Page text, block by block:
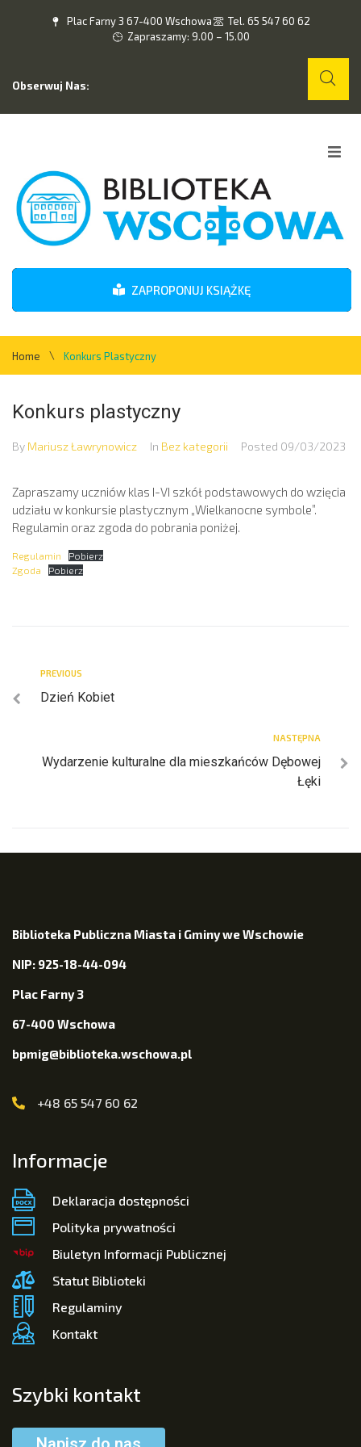
Plac Farny 3 67-400 Wschowa
Tel. 65 547 60 62
Zapraszamy: 9.00 – 15.00
Obserwuj Nas:
O nas
Wydarzenia
Kontakt
ZAPROPONUJ KSIĄŻKĘ
Home \ Konkurs Plastyczny
Konkurs plastyczny
By Mariusz Ławrynowicz In Bez kategorii Posted 09/03/2023
Zapraszamy uczniów klas I-VI szkół podstawowych do wzięcia
udziału w konkursie plastycznym „Wielkanocne symbole”.
Regulamin oraz zgoda do pobrania poniżej.
Regulamin
Pobierz
Zgoda
Pobierz
PREVIOUS
Dzień Kobiet
NASTĘPNA
Wydarzenie kulturalne dla mieszkańców Dębowej
Łęki
Biblioteka Publiczna Miasta i Gminy we Wschowie
NIP: 925-18-44-094
Plac Farny 3
67-400 Wschowa
bpmig@biblioteka.wschowa.pl
+48 65 547 60 62
Informacje
Deklaracja dostępności
Polityka prywatności
Biuletyn Informacji Publicznej
Statut Biblioteki
Regulaminy
Kontakt
Szybki kontakt